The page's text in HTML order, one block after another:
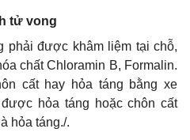
tử vong
phải được khâm liệm tại chỗ,
chấtChloramin B, Formalin.
cất hay hỏa táng bằng xe
hỏa táng hoặc chôn cất
hỏa táng./.